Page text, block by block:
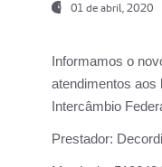
01 de abril, 2020
Informamos o
atendimentos aos
Intercâmbio
Prestador: